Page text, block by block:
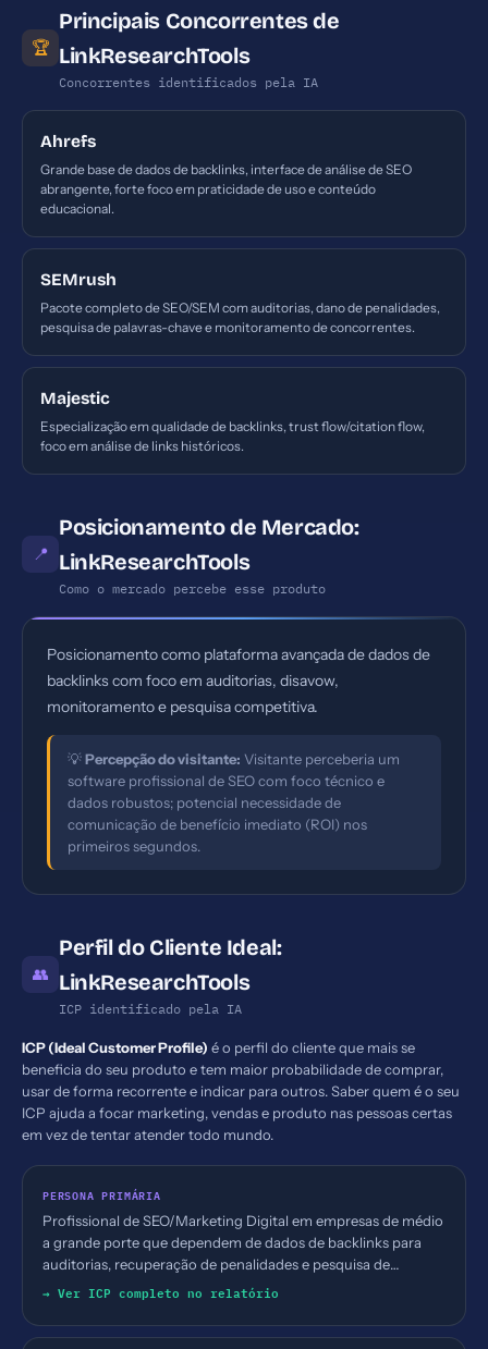
🏆
Principais Concorrentes de
LinkResearchTools
Concorrentes identificados pela IA
Ahrefs
Grande base de dados de backlinks, interface de análise de SEO
abrangente, forte foco em praticidade de uso e conteúdo
educacional.
SEMrush
Pacote completo de SEO/SEM com auditorias, dano de penalidades,
pesquisa de palavras-chave e monitoramento de concorrentes.
Majestic
Especialização em qualidade de backlinks, trust flow/citation flow,
foco em análise de links históricos.
📍
Posicionamento de Mercado:
LinkResearchTools
Como o mercado percebe esse produto
Posicionamento como plataforma avançada de dados de
backlinks com foco em auditorias, disavow,
monitoramento e pesquisa competitiva.
💡Percepção do visitante: Visitante perceberia um
software profissional de SEO com foco técnico e
dados robustos; potencial necessidade de
comunicação de benefício imediato (ROI) nos
primeiros segundos.
👥
Perfil do Cliente Ideal:
LinkResearchTools
ICP identificado pela IA
ICP (Ideal Customer Profile) é o perfil do cliente que mais se
beneficia do seu produto e tem maior probabilidade de comprar,
usar de forma recorrente e indicar para outros. Saber quem é o seu
ICP ajuda a focar marketing, vendas e produto nas pessoas certas
em vez de tentar atender todo mundo.
PERSONA PRIMÁRIA
Profissional de SEO/Marketing Digital em empresas de médio
a grande porte que dependem de dados de backlinks para
auditorias, recuperação de penalidades e pesquisa de
concorrentes (setor de serviços digitais, tecnologia, e-
→ Ver ICP completo no relatório